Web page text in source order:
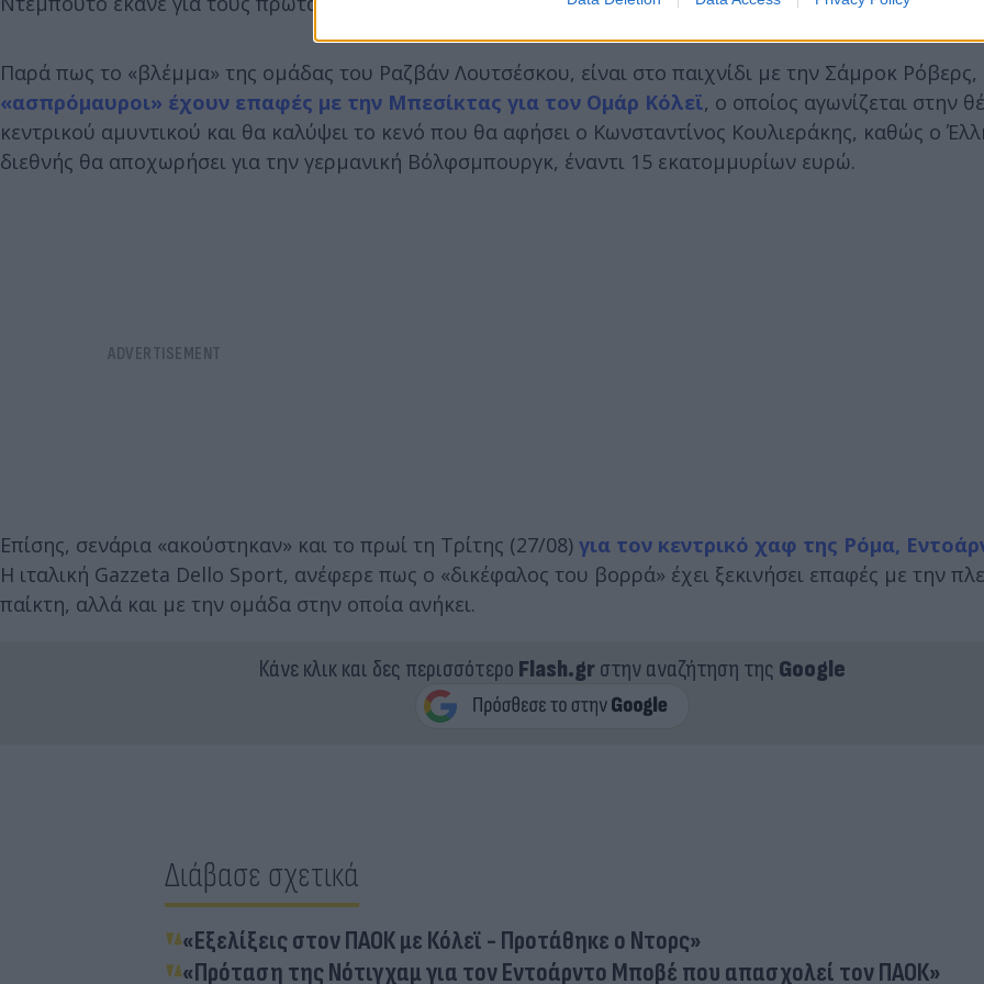
Παρά πως το «βλέμμα» της ομάδας του Ραζβάν Λουτσέσκου, είναι στο παιχνίδι με την Σάμροκ Ρόβερς,
«ασπρόμαυροι» έχουν επαφές με την Μπεσίκτας για τον Ομάρ Κόλεϊ, ο οποίος αγωνίζεται στην
κεντρικού αμυντικού και θα καλύψει το κενό που θα αφήσει ο Κωνσταντίνος Κουλιεράκης, καθώς ο
διεθνής θα αποχωρήσει για την γερμανική Βόλφσμπουργκ, έναντι 15 εκατομμυρίων ευρώ.
Επίσης, σενάρια «ακούστηκαν» και το πρωί τη Τρίτης (27/08) για τον κεντρικό χαφ της Ρόμα,
Η ιταλική Gazzeta Dello Sport, ανέφερε πως ο «δικέφαλος του βορρά» έχει ξεκινήσει επαφές με την
παίκτη, αλλά και με την ομάδα στην οποία ανήκει.
Κάνε κλικ και δες περισσότερο Flash.grστην αναζήτηση της Google
Διάβασε σχετικά
«Εξελίξεις στον ΠΑΟΚ με Κόλεϊ - Προτάθηκε ο Ντορς»
«Πρόταση της Νότιγχαμ για τον Εντοάρντο Μποβέ που απασχολεί τον ΠΑΟΚ»